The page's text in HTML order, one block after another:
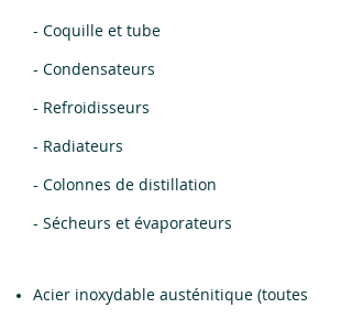
- Coquille et tube
- Condensateurs
- Refroidisseurs
- Radiateurs
- Colonnes de distillation
- Sécheurs et évaporateurs
Acier inoxydable austénitique (toutes